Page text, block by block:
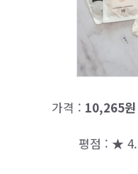
가격 : 10,265원
평점 : ★